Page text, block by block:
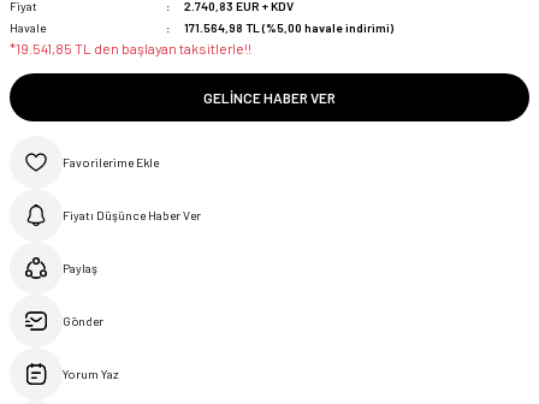
Fiyat
2.740,83 EUR + KDV
Havale
171.564,98 TL (%5,00 havale indirimi)
*19.541,85 TL den başlayan taksitlerle!!
GELINCE HABER VER
Fiyatı Düşünce Haber Ver
Paylaş
Gönder
Yorum Yaz